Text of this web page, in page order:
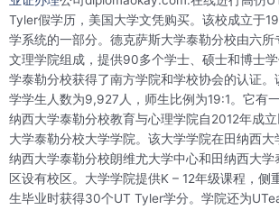
Tyler假学历，美国大学文凭购买。该校成立于
学系统的一部分。德克萨斯大学泰勒分校由六
文理学院组成，提供90多个学士、硕士和博士
学泰勒分校获得了南方学院和学校协会的认证
学学生人数为9,927人，师生比例为19:1。它有
纳西大学泰勒分校教育与心理学院自2012年成
大学泰勒分校大学学院。该大学学院在田纳西大
纳西大学泰勒分校朗维尤大学中心和田纳西大学
区设有校区。大学学院提供K – 12年级课程，侧
生毕业时获得30个UT Tyler学分。学院还为